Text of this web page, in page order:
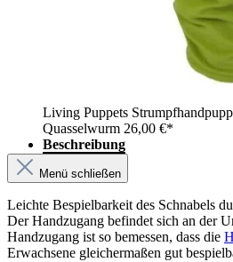
Living Puppets
Quasselwurm 26,00 €*
Beschreibung
Menü schließen
Leichte Bespielbarkeit des Schnabels
Der Handzugang befindet sich an der
Handzugang ist so bemessen, dass die
Erwachsene gleichermaßen gut